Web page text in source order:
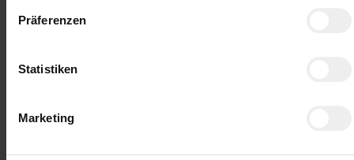
Präferenzen
Statistiken
Marketing